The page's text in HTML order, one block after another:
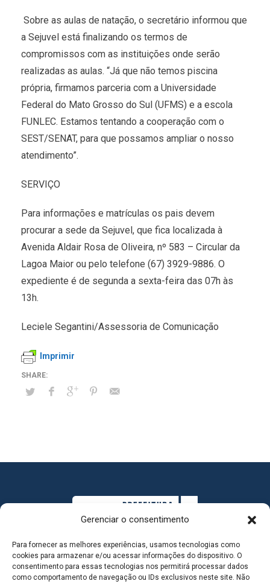
Gerenciar o consentimento
Para fornecer as melhores experiências, usamos tecnologias como
cookies para armazenar e/ou acessar informações do dispositivo. O
consentimento para essas tecnologias nos permitirá processar dados
como comportamento de navegação ou IDs exclusivos neste site. Não
Sobre as aulas de natação, o secretário informou que
a Sejuvel está finalizando os termos de
compromissos com as instituições onde serão
realizadas as aulas. “Já que não temos piscina
própria, firmamos parceria com a Universidade
Federal do Mato Grosso do Sul (UFMS) e a escola
FUNLEC. Estamos tentando a cooperação com o
SEST/SENAT, para que possamos ampliar o nosso
atendimento”.
SERVIÇO
Para informações e matrículas os pais devem
procurar a sede da Sejuvel, que fica localizada à
Avenida Aldair Rosa de Oliveira, nº 583 – Circular da
Lagoa Maior ou pelo telefone (67) 3929-9886. O
expediente é de segunda a sexta-feira das 07h às
13h.
Leciele Segantini/Assessoria de Comunicação
Imprimir